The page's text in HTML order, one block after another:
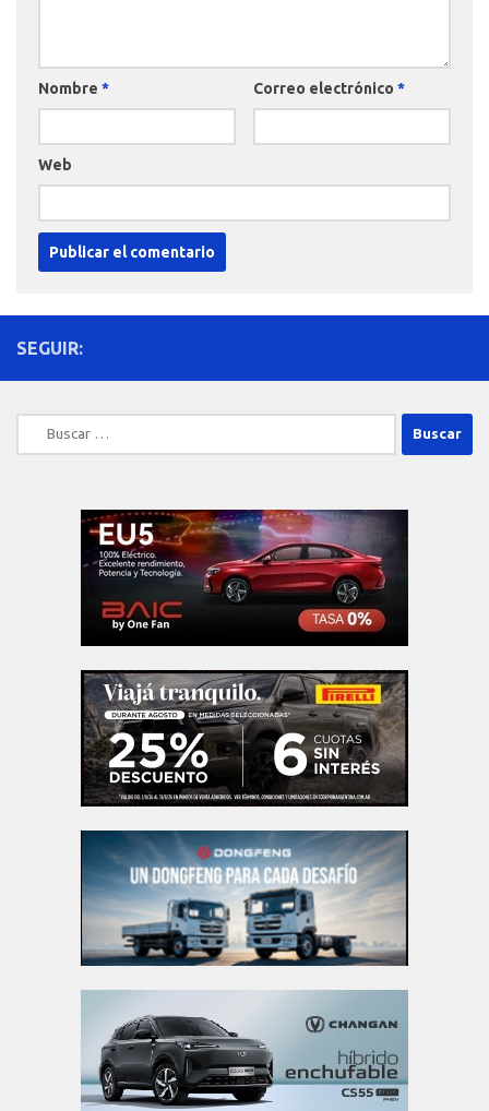
Nombre * Correo electrónico *
Web
SEGUIR:
Buscar: